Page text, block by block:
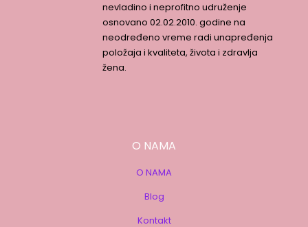
nevladino i neprofitno udruženje
osnovano 02.02.2010. godine na
neodređeno vreme radi unapređenja
položaja i kvaliteta, života i zdravlja
žena.
O NAMA
O NAMA
Blog
Kontakt